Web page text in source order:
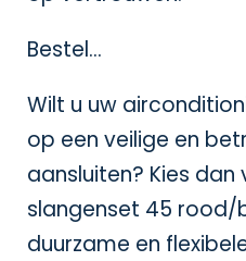
Bestel…
Wilt u uw
op een veilige en
aansluiten? Kies
slangenset 45 rood/
duurzame en